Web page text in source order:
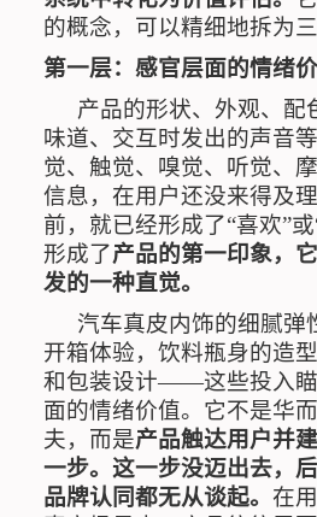
的概念，可以精细地拆为三
第一层：感官层面的情绪价
产品的形状、外观、配
味道、交互时发出的声音
觉、触觉、嗅觉、听觉、
信息，在用户还没来得及
前，就已经形成了“喜欢”或
形成了产品的第一印象，
发的一种直觉。
汽车真皮内饰的细腻弹
开箱体验，饮料瓶身的造
和包装设计——这些投入
面的情绪价值。它不是华
夫，而是产品触达用户并
一步。这一步没迈出去，
品牌认同都无从谈起。 在